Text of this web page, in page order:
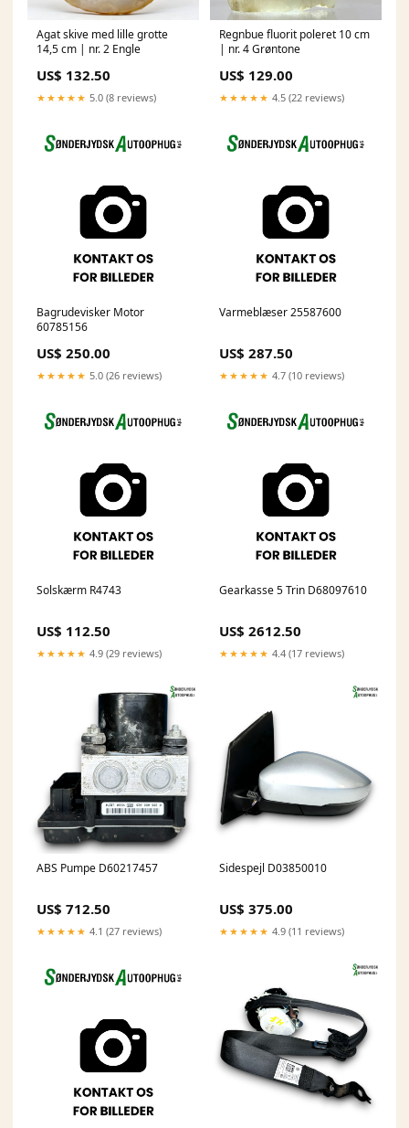
Agat skive med lille grotte
14,5 cm | nr. 2 Engle
US$ 132.50
★★★★★ 5.0 (8 reviews)
Regnbue fluorit poleret 10 cm
| nr. 4 Grøntone
US$ 129.00
★★★★★ 4.5 (22 reviews)
Bagrudevisker Motor
60785156
US$ 250.00
★★★★★ 5.0 (26 reviews)
Varmeblæser 25587600
US$ 287.50
★★★★★ 4.7 (10 reviews)
Solskærm R4743
US$ 112.50
★★★★★ 4.9 (29 reviews)
Gearkasse 5 Trin D68097610
US$ 2612.50
★★★★★ 4.4 (17 reviews)
ABS Pumpe D60217457
US$ 712.50
★★★★★ 4.1 (27 reviews)
Sidespejl D03850010
US$ 375.00
★★★★★ 4.9 (11 reviews)